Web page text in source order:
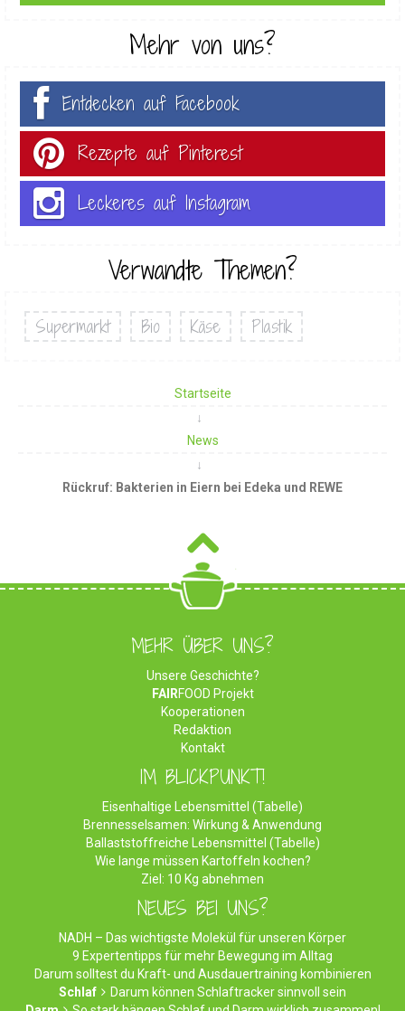
Mehr von uns?
Entdecken auf Facebook
Rezepte auf Pinterest
Leckeres auf Instagram
Verwandte Themen?
Supermarkt Bio Käse Plastik
Startseite
News
Rückruf: Bakterien in Eiern bei Edeka und REWE
MEHR ÜBER UNS?
Unsere Geschichte?
FAIRFOOD Projekt
Kooperationen
Redaktion
Kontakt
IM BLICKPUNKT!
Eisenhaltige Lebensmittel (Tabelle)
Brennesselsamen: Wirkung & Anwendung
Ballaststoffreiche Lebensmittel (Tabelle)
Wie lange müssen Kartoffeln kochen?
Ziel: 10 Kg abnehmen
NEUES BEI UNS?
NADH – Das wichtigste Molekül für unseren Körper
9 Expertentipps für mehr Bewegung im Alltag
Darum solltest du Kraft- und Ausdauertraining kombinieren
Schlaf
Darum können Schlaftracker sinnvoll sein